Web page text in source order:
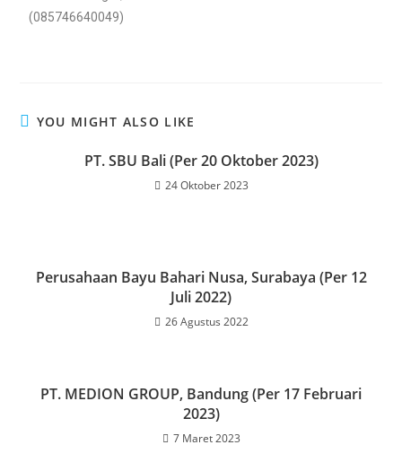
(085746640049)
YOU MIGHT ALSO LIKE
PT. SBU Bali (Per 20 Oktober 2023)
24 Oktober 2023
Perusahaan Bayu Bahari Nusa, Surabaya (Per 12
Juli 2022)
26 Agustus 2022
PT. MEDION GROUP, Bandung (Per 17 Februari
2023)
7 Maret 2023